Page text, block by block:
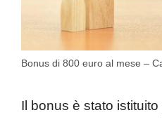
Bonus di 800 euro al mese –
Il bonus è stato